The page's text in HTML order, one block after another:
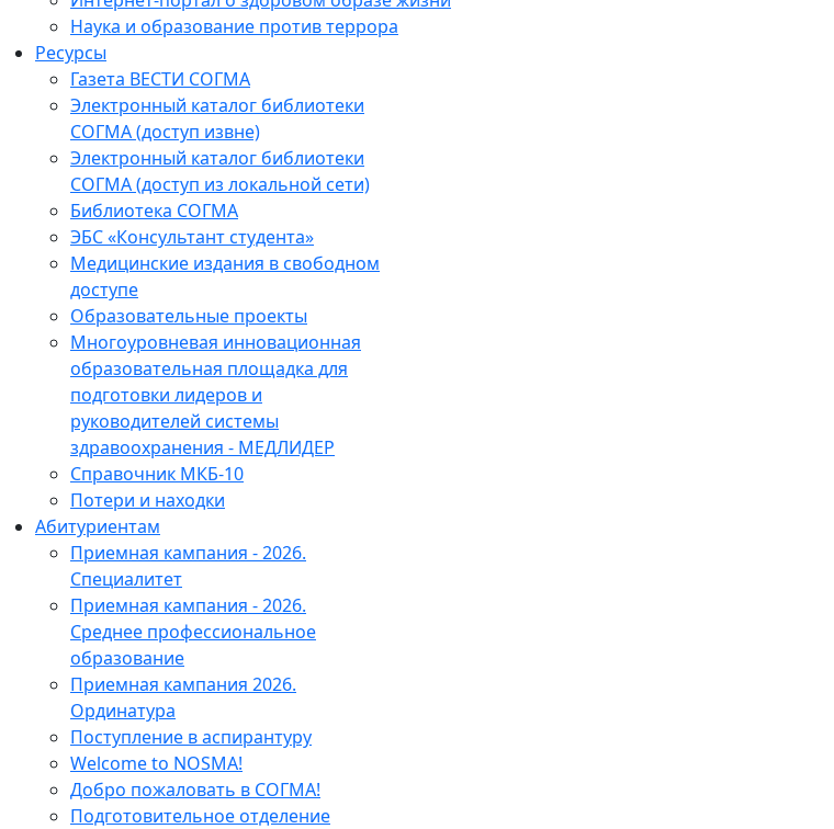
Наука и образование против террора
Ресурсы
Газета ВЕСТИ СОГМА
Электронный каталог библиотеки
СОГМА (доступ извне)
Электронный каталог библиотеки
СОГМА (доступ из локальной сети)
Библиотека СОГМА
ЭБС «Консультант студента»
Медицинские издания в свободном
доступе
Образовательные проекты
Многоуровневая инновационная
образовательная площадка для
подготовки лидеров и
руководителей системы
здравоохранения - МЕДЛИДЕР
Справочник МКБ-10
Потери и находки
Абитуриентам
Приемная кампания - 2026.
Специалитет
Приемная кампания - 2026.
Среднее профессиональное
образование
Приемная кампания 2026.
Ординатура
Поступление в аспирантуру
Welcome to NOSMA!
Добро пожаловать в СОГМА!
Подготовительное отделение